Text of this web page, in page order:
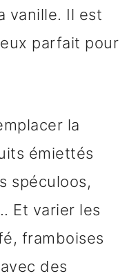
vanille. Il est
parfait pour
la
émiettés
spéculoos,
Et varier les
framboises
des